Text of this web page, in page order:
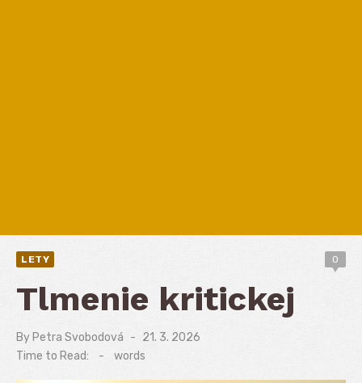
LETY 0
Tlmenie kritickej
By Petra Svobodová
Posted
on
21. 3. 2026
Time to Read:
- words